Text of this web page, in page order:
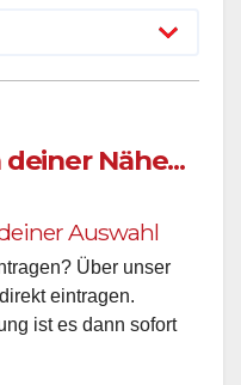
Nähe...
Auswahl
Über unser
eintragen.
ist es dann sofort